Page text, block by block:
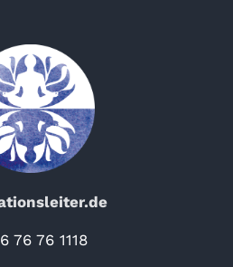
76 76 1118